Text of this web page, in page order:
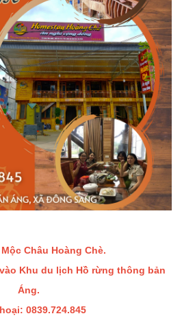
Châu Hoàng Chè.
Khu du lịch Hồ rừng thông bản
Áng.
0839.724.845